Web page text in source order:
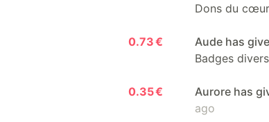
Dons du
0.73 € Aude has
Badges divers
0.35 € Aurore has
ago